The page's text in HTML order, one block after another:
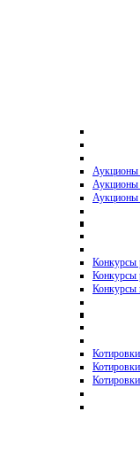
Аукционы
Аукционы
Аукционы
Конкурсы
Конкурсы
Конкурсы